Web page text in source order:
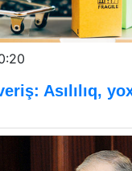
Asılılıq,